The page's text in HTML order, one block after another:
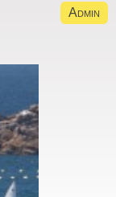
Admin